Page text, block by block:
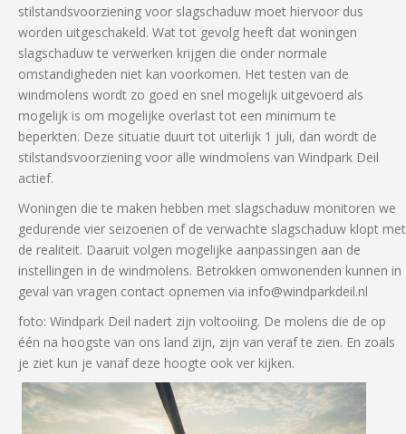
stilstandsvoorziening voor slagschaduw moet hiervoor dus
worden uitgeschakeld. Wat tot gevolg heeft dat woningen
slagschaduw te verwerken krijgen die onder normale
omstandigheden niet kan voorkomen. Het testen van de
windmolens wordt zo goed en snel mogelijk uitgevoerd als
mogelijk is om mogelijke overlast tot een minimum te
beperkten. Deze situatie duurt tot uiterlijk 1 juli, dan wordt de
stilstandsvoorziening voor alle windmolens van Windpark Deil
actief.
Woningen die te maken hebben met slagschaduw monitoren we
gedurende vier seizoenen of de verwachte slagschaduw klopt met
de realiteit. Daaruit volgen mogelijke aanpassingen aan de
instellingen in de windmolens. Betrokken omwonenden kunnen in
geval van vragen contact opnemen via info@windparkdeil.nl
foto: Windpark Deil nadert zijn voltooiing. De molens die de op
één na hoogste van ons land zijn, zijn van veraf te zien. En zoals
je ziet kun je vanaf deze hoogte ook ver kijken.